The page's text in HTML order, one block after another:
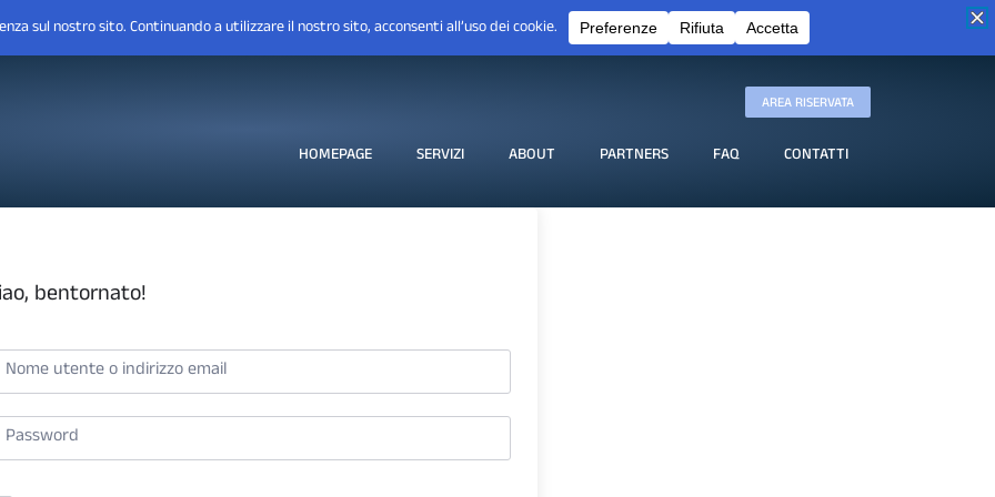
AREA RISERVATA
HOMEPAGE SERVIZI ABOUT PARTNERS FAQ CONTATTI
bentornato!